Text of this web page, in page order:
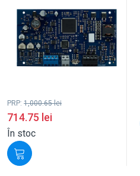
PRP: 1,000.65lei
714.75 lei
În stoc